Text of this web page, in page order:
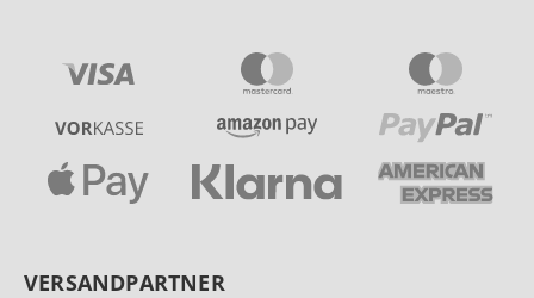
VERSANDPARTNER